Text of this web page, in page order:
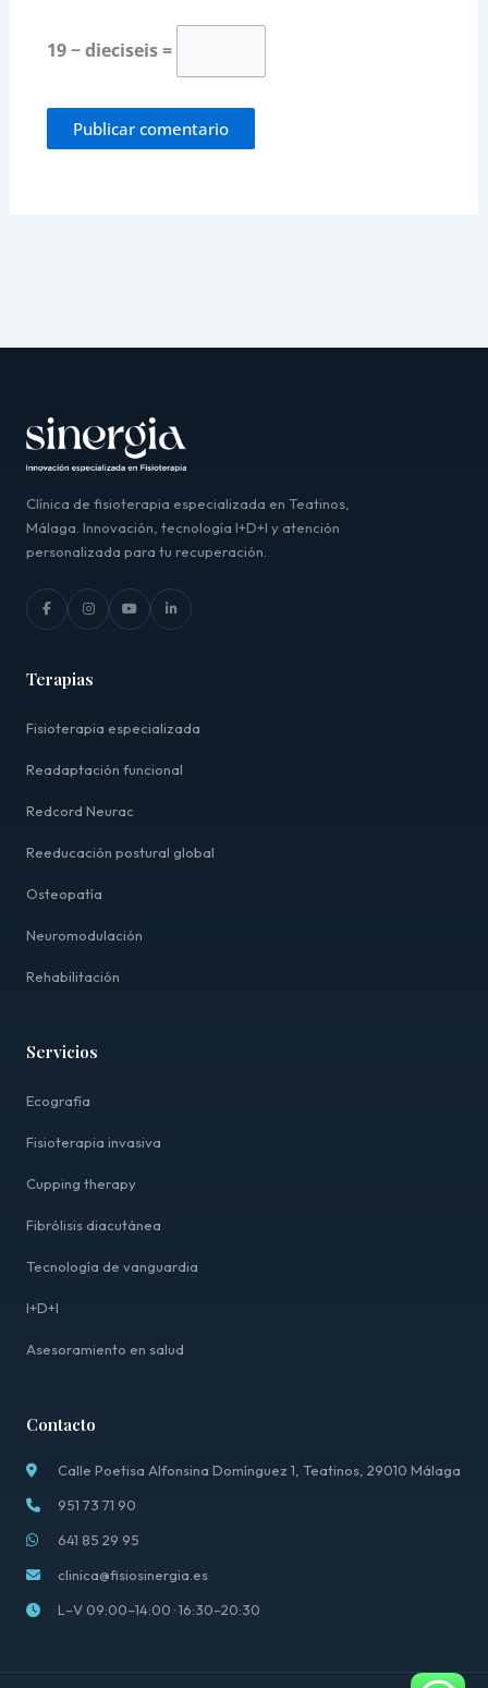
19 − dieciseis =
Clínica de fisioterapia especializada en Teatinos,
Málaga. Innovación, tecnología I+D+I y atención
personalizada para tu recuperación.
Terapias
Fisioterapia especializada
Readaptación funcional
Redcord Neurac
Reeducación postural global
Osteopatía
Neuromodulación
Rehabilitación
Servicios
Ecografía
Fisioterapia invasiva
Cupping therapy
Fibrólisis diacutánea
Tecnología de vanguardia
I+D+I
Asesoramiento en salud
Contacto
Calle Poetisa Alfonsina Domínguez 1, Teatinos, 29010 Málaga
951 73 71 90
641 85 29 95
clinica@fisiosinergia.es
L–V 09:00–14:00 · 16:30–20:30